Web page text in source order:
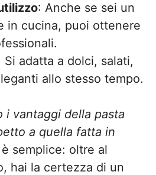
: Anche se sei un
in cucina, puoi ottenere
Si adatta a dolci, salati,
allo stesso tempo.
i vantaggi della pasta
a quella fatta in
semplice: oltre al
hai la certezza di un